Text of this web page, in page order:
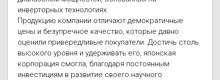
инверторных технологиях.
Продукцию компании отличают демократичные
цены и безупречное качество, которые давно
оценили привередливые покупатели. Достичь столь
высокого уровня и удерживать его, японская
корпорация смогла, благодаря постоянным
инвестициям в развитие своего научного